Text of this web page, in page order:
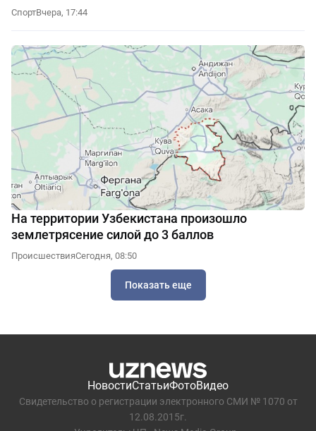
СпортВчера, 17:44
На территории Узбекистана произошло
землетрясение силой до 3 баллов
ПроисшествияСегодня, 08:50
Показать еще
НовостиСтатьиФотоВидео
Свидетельство о регистрации электронного СМИ № 1070 от
12.08.2015г.